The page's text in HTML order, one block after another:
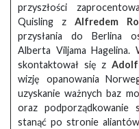
przyszłości
Quisling z Alfredem
przysłania do Berlina
Alberta Viljama
skontaktował się z
wizję opanowania
uzyskanie ważnych baz
oraz
stanąć po stronie